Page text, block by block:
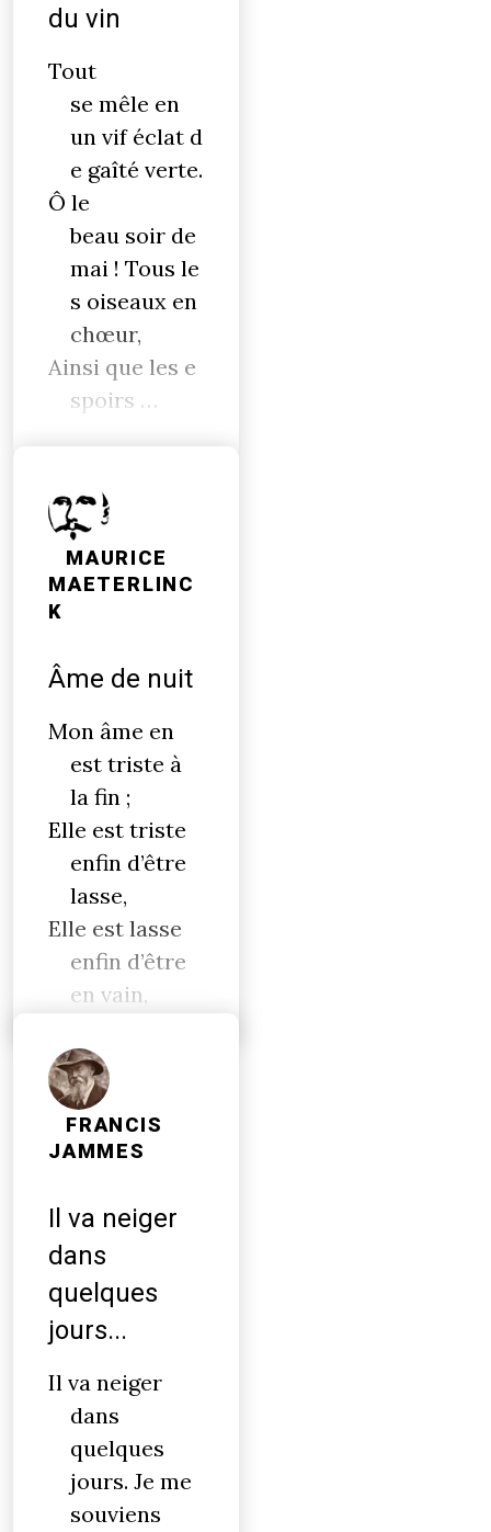
du vin
Tout
se mêle en
un vif éclat d
e gaîté verte.
Ô le
beau soir de
mai ! Tous le
s oiseaux en
chœur,
Ainsi que les e
spoirs …
MAURICE
MAETERLINC
K
Âme de nuit
Mon âme en
est triste à
la fin ;
Elle est triste
enfin d’être
lasse,
Elle est lasse
enfin d’être
en vain,
FRANCIS
JAMMES
Il va neiger
dans
quelques
jours...
Il va neiger
dans
quelques
jours. Je me
souviens